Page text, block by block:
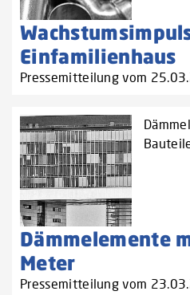
Einfamilienhaus
Pressemitteilung vom
Dämmelemente
Meter
Pressemitteilung vom